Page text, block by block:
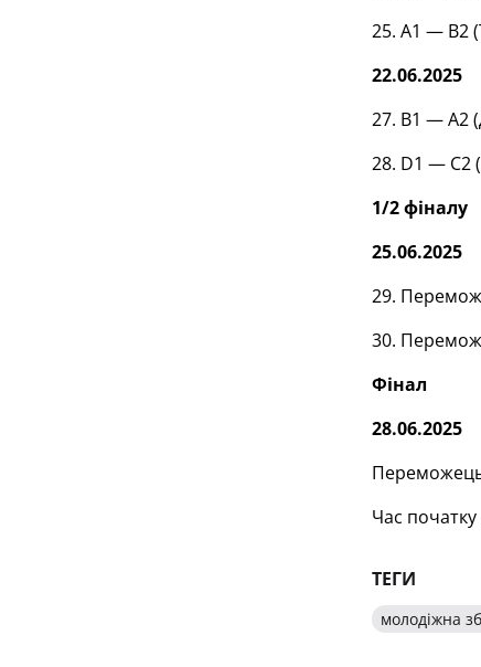
25. А1 — В2
22.06.2025
27. В1 — А2
28. D1 — С2
1/2 фіналу
25.06.2025
29.
30.
Фінал
28.06.2025
Час
ТЕГИ
молодіжна